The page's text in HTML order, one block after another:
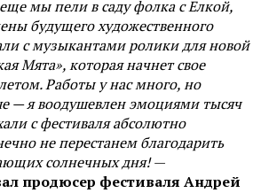
мы пели в саду фолка с Елкой,
будущего художественного
с музыкантами ролики для новой
Мята», которая начнет свое
Работы у нас много, но
— я воодушевлен эмоциями тысяч
с фестиваля абсолютно
не перестанем благодарить
солнечных дня!—
продюсер фестиваля Андрей